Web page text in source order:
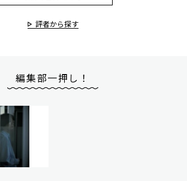
評者から探す
編集部一押し！